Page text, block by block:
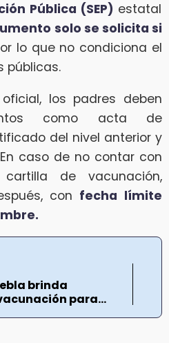
Pública (SEP) estatal
solo se solicita si
lo que no condiciona el
públicas.
los padres deben
como acta de
del nivel anterior y
caso de no contar con
de vacunación,
con fecha límite
brinda
para...